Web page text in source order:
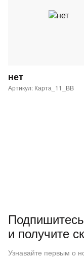
нет
Артикул: Карта_11_BB
и получите
Узнавайте первым о